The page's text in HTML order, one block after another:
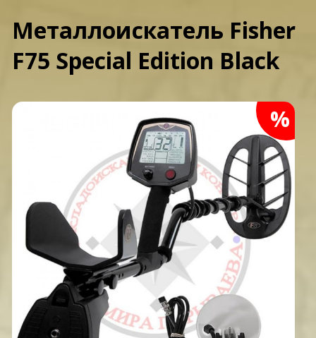
Металлоискатель Fisher
F75 Special Edition Black
%